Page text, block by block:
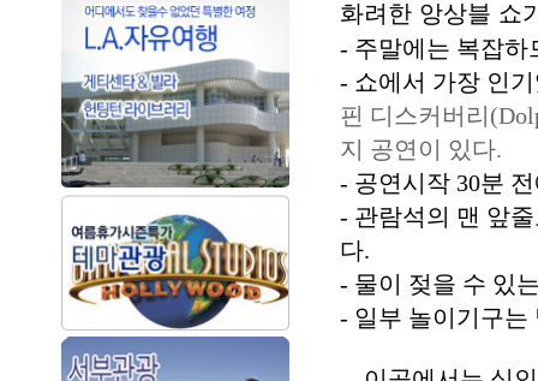
화려한 앙상블 쇼
- 주말에는 복잡하
- 쇼에서 가장 인
핀 디스커버리
지 공연이 있다.
- 공연시작 30분
- 관람석의 맨 앞
다.
- 물이 젖을 수 있
- 일부 놀이기구는